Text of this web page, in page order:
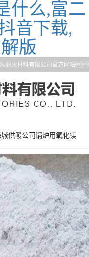
什么,富二
音下载,
版
么耐火材料有限公司官方网站
城供暖公司锅炉用氧化镁